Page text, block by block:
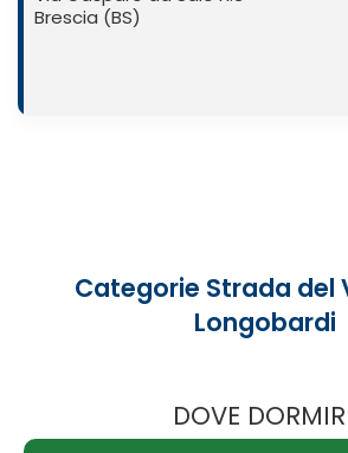
Brescia (BS)
Categorie Strada del
Longobardi
DOVE